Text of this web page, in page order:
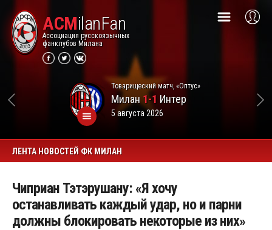
ACMilanFan
Ассоциация русскоязычных
фанклубов Милана
Товарищеский матч, «Оптус»
Милан1-1 Интер
5 августа 2026
ЛЕНТА НОВОСТЕЙ ФК МИЛАН
Чиприан Тэтэрушану: «Я хочу
останавливать каждый удар, но и парни
должны блокировать некоторые из них»